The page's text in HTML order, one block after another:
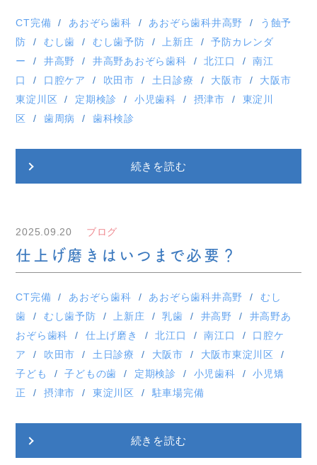
CT完備 あおぞら歯科 あおぞら歯科井高野
う蝕予
防
むし歯 むし歯予防 上新庄
予防カレンダ
ー
井高野 井高野あおぞら歯科 北江口
南江
口
口腔ケア 吹田市 土日診療 大阪市
大阪市
東淀川区
定期検診 小児歯科 摂津市
東淀川
区
歯周病 歯科検診
続きを読む
2025.09.20 ブログ
仕上げ磨きはいつまで必要？
CT完備 あおぞら歯科 あおぞら歯科井高野
むし
歯
むし歯予防 上新庄 乳歯 井高野
井高野あ
おぞら歯科
仕上げ磨き 北江口 南江口
口腔ケ
ア
吹田市 土日診療 大阪市
大阪市東淀川区
子ども
子どもの歯 定期検診 小児歯科
小児矯
正
摂津市 東淀川区 駐車場完備
続きを読む